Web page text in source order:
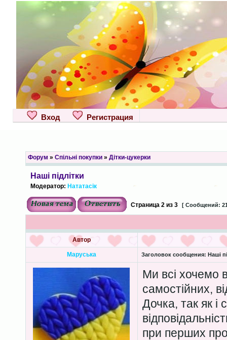
Вход Регистрация
Форум » Спільні покупки» Дітки-цукерки
Наші підлітки
Модератор: Нататасік
Страница 2из 3 [ Сообщений:
Автор
Маруська Заголовок сообщения: Наші
Ми всі хочемо
самостійних,
Дочка, так як і
при перших